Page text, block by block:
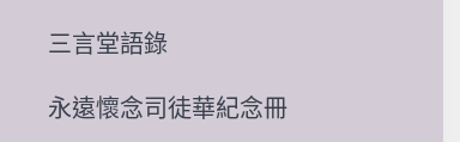
三言堂語錄
永遠懷念司徒華紀念冊